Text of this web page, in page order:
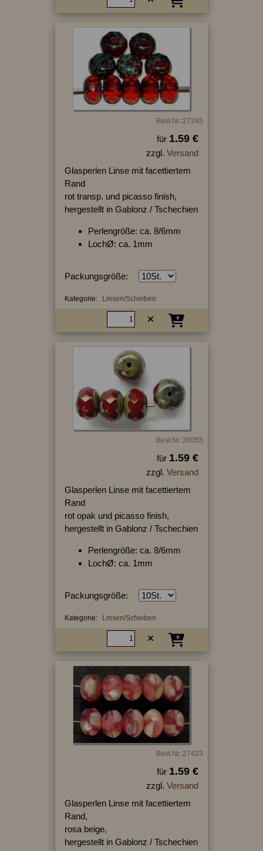
Best.Nr.:27245
für 1.59 €
zzgl. Versand
Glasperlen Linse mit facettiertem
Rand
rot transp. und picasso finish,
hergestellt in Gablonz / Tschechien
Perlengröße: ca. 8/6mm
LochØ: ca. 1mm
Packungsgröße:
Kategorie: Linsen/Scheiben
Best.Nr.:26055
für 1.59 €
zzgl. Versand
Glasperlen Linse mit facettiertem
Rand
rot opak und picasso finish,
hergestellt in Gablonz / Tschechien
Perlengröße: ca. 8/6mm
LochØ: ca. 1mm
Packungsgröße:
Kategorie: Linsen/Scheiben
Best.Nr.:27423
für 1.59 €
zzgl. Versand
Glasperlen Linse mit facettiertem
Rand,
rosa beige,
hergestellt in Gablonz / Tschechien